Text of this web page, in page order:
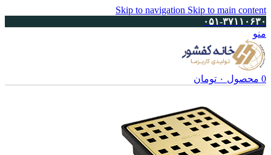
Skip to navigation Skip to main content
۰۵۱-۳۷۱۱۰۶۳۰
منو
0 محصول ۰ تومان